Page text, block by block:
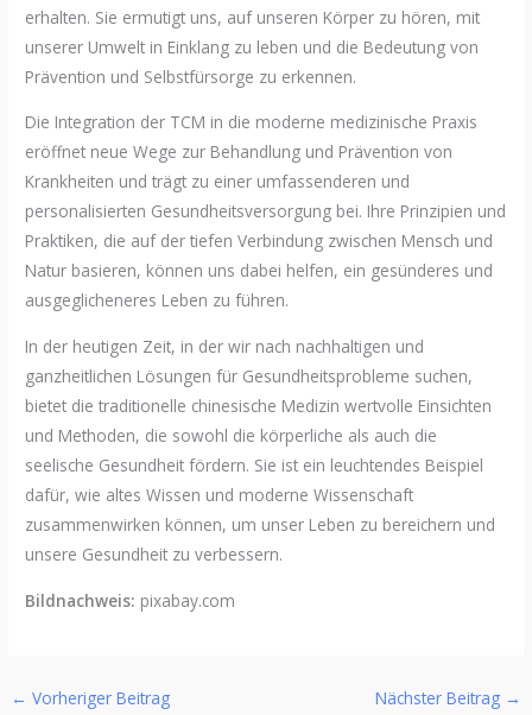
erhalten. Sie ermutigt uns, auf unseren Körper zu hören, mit
unserer Umwelt in Einklang zu leben und die Bedeutung von
Prävention und Selbstfürsorge zu erkennen.
Die Integration der TCM in die moderne medizinische Praxis
eröffnet neue Wege zur Behandlung und Prävention von
Krankheiten und trägt zu einer umfassenderen und
personalisierten Gesundheitsversorgung bei. Ihre Prinzipien und
Praktiken, die auf der tiefen Verbindung zwischen Mensch und
Natur basieren, können uns dabei helfen, ein gesünderes und
ausgeglicheneres Leben zu führen.
In der heutigen Zeit, in der wir nach nachhaltigen und
ganzheitlichen Lösungen für Gesundheitsprobleme suchen,
bietet die traditionelle chinesische Medizin wertvolle Einsichten
und Methoden, die sowohl die körperliche als auch die
seelische Gesundheit fördern. Sie ist ein leuchtendes Beispiel
dafür, wie altes Wissen und moderne Wissenschaft
zusammenwirken können, um unser Leben zu bereichern und
unsere Gesundheit zu verbessern.
Bildnachweis: pixabay.com
← Vorheriger Beitrag Nächster Beitrag →